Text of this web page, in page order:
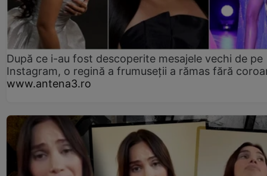
După ce i-au fost descoperite mesajele vechi de pe
Instagram, o regină a frumuseții a rămas fără
www.antena3.ro